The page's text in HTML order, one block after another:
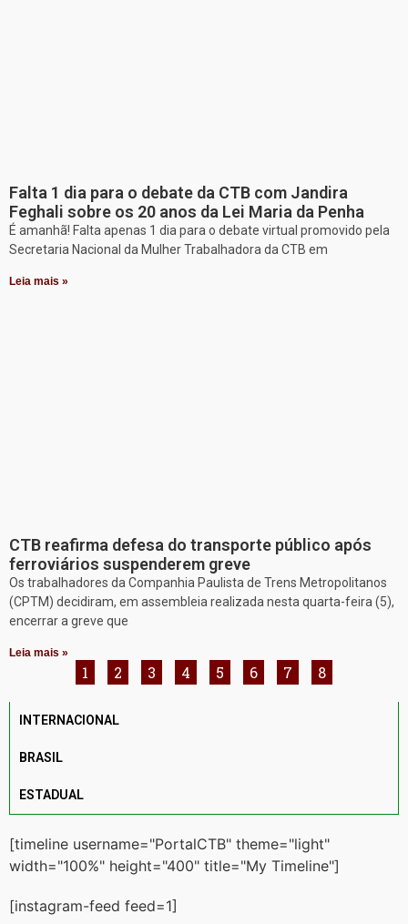
Falta 1 dia para o debate da CTB com Jandira
Feghali sobre os 20 anos da Lei Maria da Penha
É amanhã! Falta apenas 1 dia para o debate virtual promovido pela
Secretaria Nacional da Mulher Trabalhadora da CTB em
Leia mais »
CTB reafirma defesa do transporte público após
ferroviários suspenderem greve
Os trabalhadores da Companhia Paulista de Trens Metropolitanos
(CPTM) decidiram, em assembleia realizada nesta quarta-feira (5),
encerrar a greve que
Leia mais »
1 2 3 4 5 6 7 8
INTERNACIONAL
BRASIL
ESTADUAL
[timeline username="PortalCTB" theme="light"
width="100%" height="400" title="My Timeline"]
[instagram-feed feed=1]